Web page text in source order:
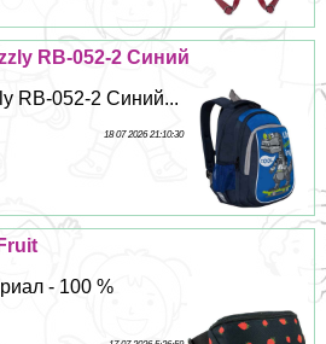
RB-052-2 Синий
RB-052-2 Синий...
18 07 2026 21:10:30
- 100 %